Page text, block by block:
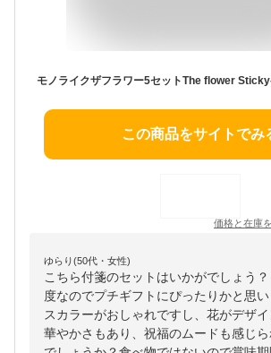
この商品をサイトでみ
価格と在庫を
ゆらり(50代・女性)
こちら付箋のセットはいかがでしょう
度なのでプチギフトにぴったりかと思
スカラーがおしゃれですし、花がデザ
華やかさもあり、祝福のムードも感じ